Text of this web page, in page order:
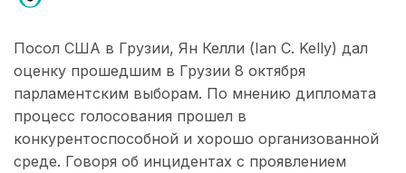
Посол США в Грузии, Ян Келли (Ian C. Kelly) дал
оценку прошедшим в Грузии 8 октября
парламентским выборам. По мнению дипломата
процесс голосования прошел в
конкурентоспособной и хорошо организованной
среде. Говоря об инцидентах с проявлением